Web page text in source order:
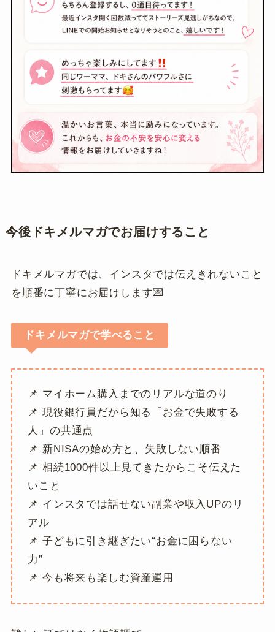
今後ドキメルマガでお届けすること
ドキメルマガでは、インスタでは伝えきれないこと
を順番に丁寧にお届けします💌
ドキメルマガで学べること
📌 マイホーム購入までのリアルな道のり
📌 現役銀行員だから知る「お金で失敗する
人」の共通点
📌 新NISAの始め方と、失敗しない順番
📌 相続1000件以上見てきたからこそ伝えた
いこと
📌 インスタでは話せない副業や収入UPのリ
アル
📌 子どもに引き継ぎたい“お金に困らない
力”
📌 今も将来も楽しむ資産運用